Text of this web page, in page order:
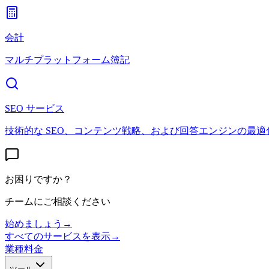
会計
マルチプラットフォーム簿記
SEO サービス
技術的な SEO、コンテンツ戦略、および回答エンジンの最適
お困りですか？
チームにご相談ください
始めましょう →
すべてのサービスを表示→
業種料金